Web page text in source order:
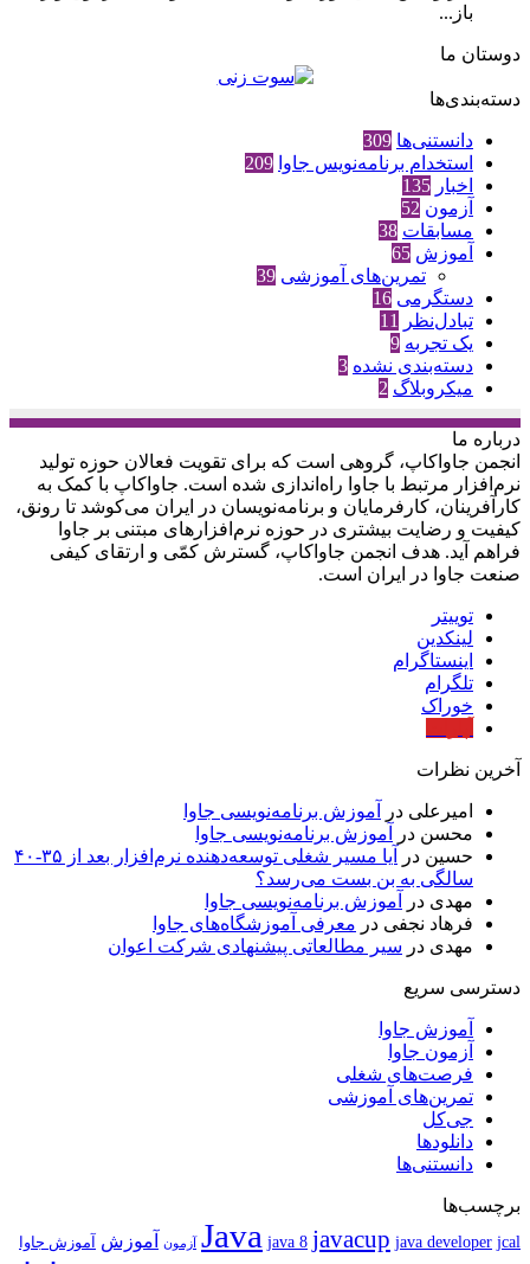
باز...
دوستان ما
دسته‌بندی‌ها
دانستنی‌ها 309
استخدام برنامه‌نویس جاوا 209
اخبار 135
آزمون 52
مسابقات 38
آموزش 65
تمرین‌های آموزشی 39
دستگرمی 16
تبادل‌نظر
11
یک تجربه 9
دسته‌بندی نشده 3
میکروبلاگ 2
درباره‌ ما
انجمن جاواکاپ، گروهی است که برای تقویت فعالان حوزه‌ تولید
نرم‌افزار مرتبط با جاوا راه‌اندازی شده است. جاواکاپ با کمک به
کارآفرینان، کارفرمایان و برنامه‌نویسان در ایران می‌کوشد تا رونق،
کیفیت و رضایت بیشتری در حوزه‌ نرم‌افزارهای مبتنی بر جاوا
فراهم آید. هدف انجمن جاواکاپ، گسترش کمّی و ارتقای کیفی
صنعت جاوا در ایران است.
توییتر
لینکدین
اینستاگرام
تلگرام
خوراک
آخرین نظرات
امیرعلی در
آموزش برنامه‌نویسی جاوا
محسن در
آموزش برنامه‌نویسی جاوا
حسین در
آیا مسیر شغلی توسعه‌دهنده نرم‌افزار بعد از ۳۵-۴۰
سالگی به بن بست می‌رسد؟
مهدی در
آموزش برنامه‌نویسی جاوا
فرهاد نجفی در معرفی آموزشگاه‌های جاوا
مهدی در سیر مطالعاتی پیشنهادی شرکت اعوان
دسترسی سریع
آموزش جاوا
آزمون جاوا
فرصت‌های شغلی
تمرین‌های آموزشی
جی‌کل
دانلودها
دانستنی‌ها
برچسب‌ها
Java java 8 javacup java developer jcal آزمون آموزش آموزش جاوا